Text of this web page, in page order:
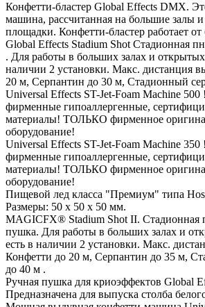
Конфетти-бластер Global Effects DMX.
машина, рассчитанная на большие залы
площадки. Конфетти-бластер работает
Global Effects Stadium Shot Стадионная
. Для работы в больших залах и
наличии 2 установки. Макс. дистанция
20 м, Серпантин до 30 м, Стадионный
Universal Effects ST-Jet-Foam Machine
фирменные гипоаллергенные,
материалы! ТОЛЬКО фирменное
оборудование!
Universal Effects ST-Jet-Foam Machine
фирменные гипоаллергенные,
материалы! ТОЛЬКО фирменное
оборудование!
Пищевой лед класса "Премиум" типа
Размеры: 50 х 50 х 50 мм.
MAGICFX® Stadium Shot II. Стадионная
пушка. Для работы в больших залах и
есть в наличии 2 установки. Макс.
Конфетти до 20 м, Серпантин до 35 м,
до 40 м .
Ручная пушка для криоэффектов Global
Предназначена для выпуска столба